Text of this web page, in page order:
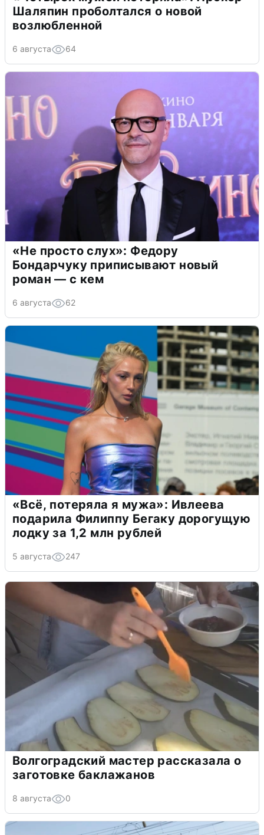
Шаляпин проболтался о новой
возлюбленной
6 августа 64
«Не просто слух»: Федору
Бондарчуку приписывают новый
роман — с кем
6 августа 62
«Всё, потеряла я мужа»: Ивлеева
подарила Филиппу Бегаку дорогущую
лодку за 1,2 млн рублей
5 августа 247
Волгоградский мастер рассказала о
заготовке баклажанов
8 августа 0